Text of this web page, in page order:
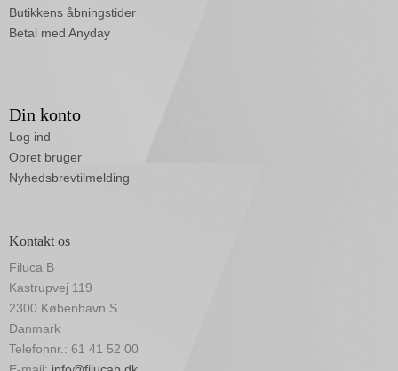
Butikkens åbningstider
Betal med Anyday
Din konto
Log ind
Opret bruger
Nyhedsbrevtilmelding
Kontakt os
Filuca B
Kastrupvej 119
2300 København S
Danmark
Telefonnr.: 61 41 52 00